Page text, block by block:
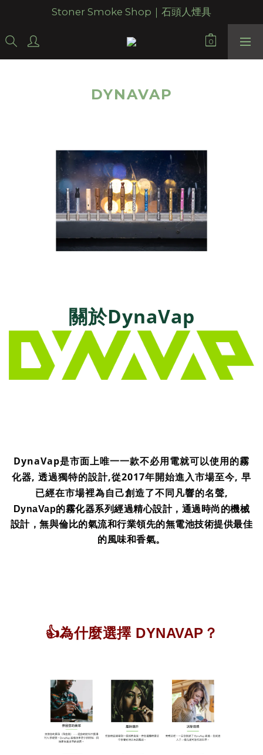
Stoner Smoke Shop｜石頭人煙具
DYNAVAP
關於DynaVap
DynaVap是市面上唯一一款不必用電就可以使用的霧
化器, 透過獨特的設計,從2017年開始進入市場至今, 早
已經在市場裡為自己創造了不同凡響的名聲,
DynaVap的霧化器系列經過精心設計，通過時尚的機械
設計，無與倫比的氣流和行業領先的無電池技術提供最佳
的風味和香氣。
👍為什麼選擇 DYNAVAP？